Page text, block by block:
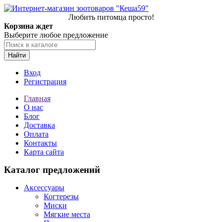
Любить питомца просто!
Корзина ждет
Выберите любое предложение
Найти
Вход
Регистрация
Главная
О нас
Блог
Доставка
Оплата
Контакты
Карта сайта
Каталог предложений
Аксессуары
Когтерезы
Миски
Мягкие места